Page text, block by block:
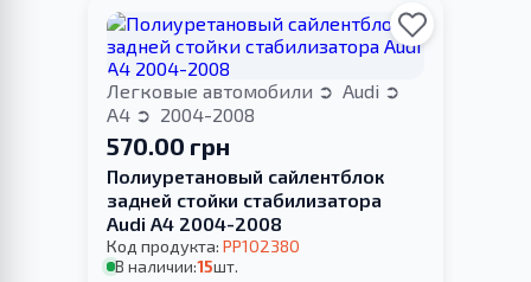
Легковые автомобили
Audi
A4
2004-2008
570.00 грн
Полиуретановый сайлентблок
задней стойки стабилизатора
Audi A4 2004-2008
Код продукта: PP102380
В наличии:15шт.